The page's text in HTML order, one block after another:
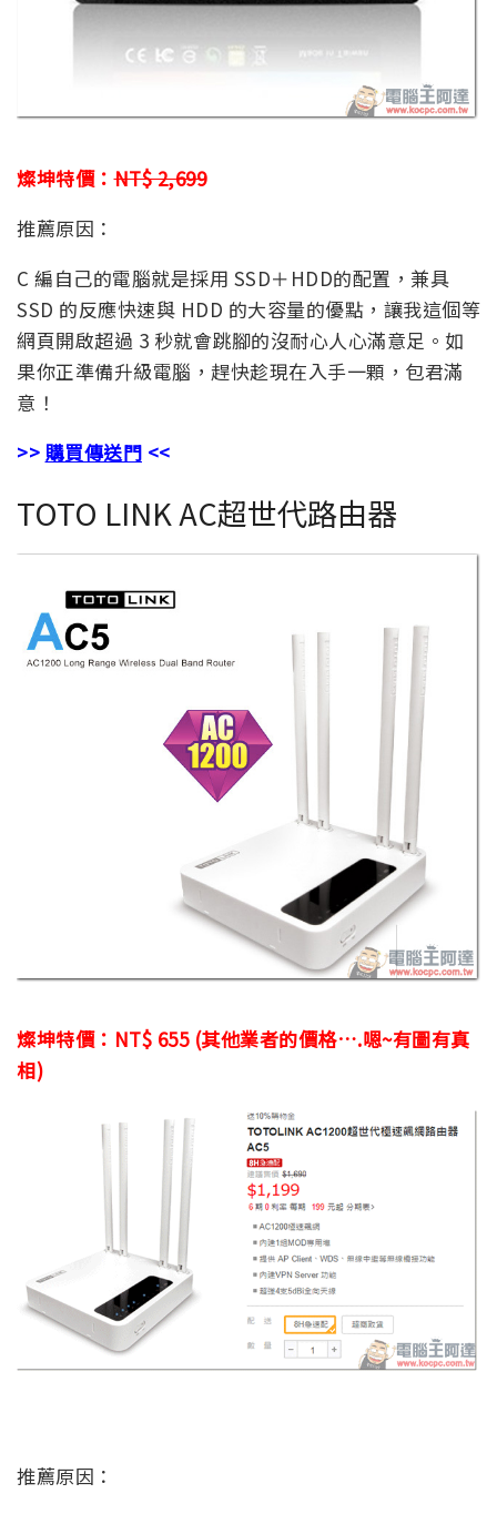
燦坤特價：NT$ 2,699
推薦原因：
C 編自己的電腦就是採用 SSD＋HDD的配置，兼具
SSD 的反應快速與 HDD 的大容量的優點，讓我這個等
網頁開啟超過 3 秒就會跳腳的沒耐心人心滿意足。如
果你正準備升級電腦，趕快趁現在入手一顆，包君滿
意！
>> 購買傳送門 <<
TOTO LINK AC超世代路由器
燦坤特價：NT$ 655 (其他業者的價格….嗯~有圖有真
相)
推薦原因：